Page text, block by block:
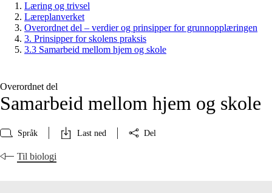
Læring og trivsel
Læreplanverket
Overordnet del – verdier og prinsipper for grunnopplæringen
3. Prinsipper for skolens praksis
3.3 Samarbeid mellom hjem og skole
Overordnet del
Samarbeid mellom hjem og skole
Språk Last ned Del
Til biologi